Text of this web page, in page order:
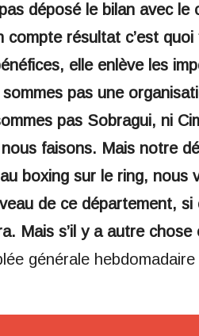
déposé le bilan avec
résultat c’est
elle enlève les
pas une
pas Sobragui, ni
faisons. Mais notre
boxing sur le ring, nous
de ce département, si
Mais s’il y a autre
générale